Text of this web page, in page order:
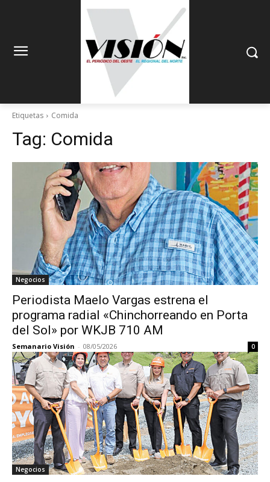
Etiquetas Comida
Tag: Comida
Negocios
Periodista Maelo Vargas estrena el
programa radial «Chinchorreando en Porta
del Sol» por WKJB 710 AM
Semanario Visión - 08/05/2026 0
Negocios